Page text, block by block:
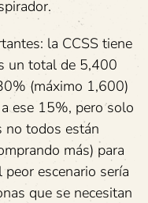
la CCSS tiene
un total de 5,400
(máximo 1,600)
ese 15%, pero solo
no todos están
más) para
escenario sería
que se necesitan